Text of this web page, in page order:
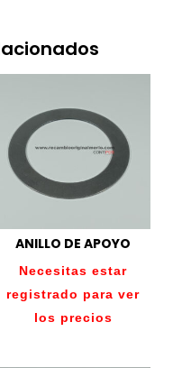
ANILLO DE APOYO
Necesitas estar
registrado para ver
los precios